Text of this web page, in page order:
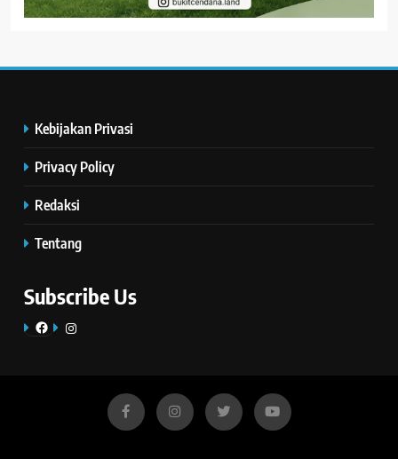
Kebijakan Privasi
Privacy Policy
Redaksi
Tentang
Subscribe Us
FacebookInstagram